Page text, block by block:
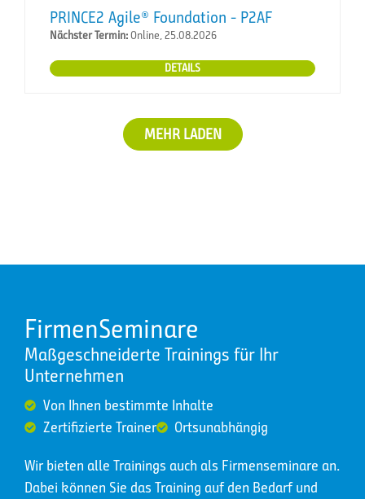
PRINCE2 Agile® Foundation - P2AF
Nächster Termin:Online, 25.08.2026
DETAILS
MEHR LADEN
FirmenSeminare
Maßgeschneiderte Trainings für Ihr
Unternehmen
Von Ihnen bestimmte Inhalte
Zertifizierte Trainer
Ortsunabhängig
Wir bieten alle Trainings auch als Firmenseminare an.
Dabei können Sie das Training auf den Bedarf und